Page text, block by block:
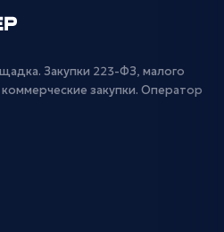
Закупки 223-ФЗ, малого
закупки. Оператор